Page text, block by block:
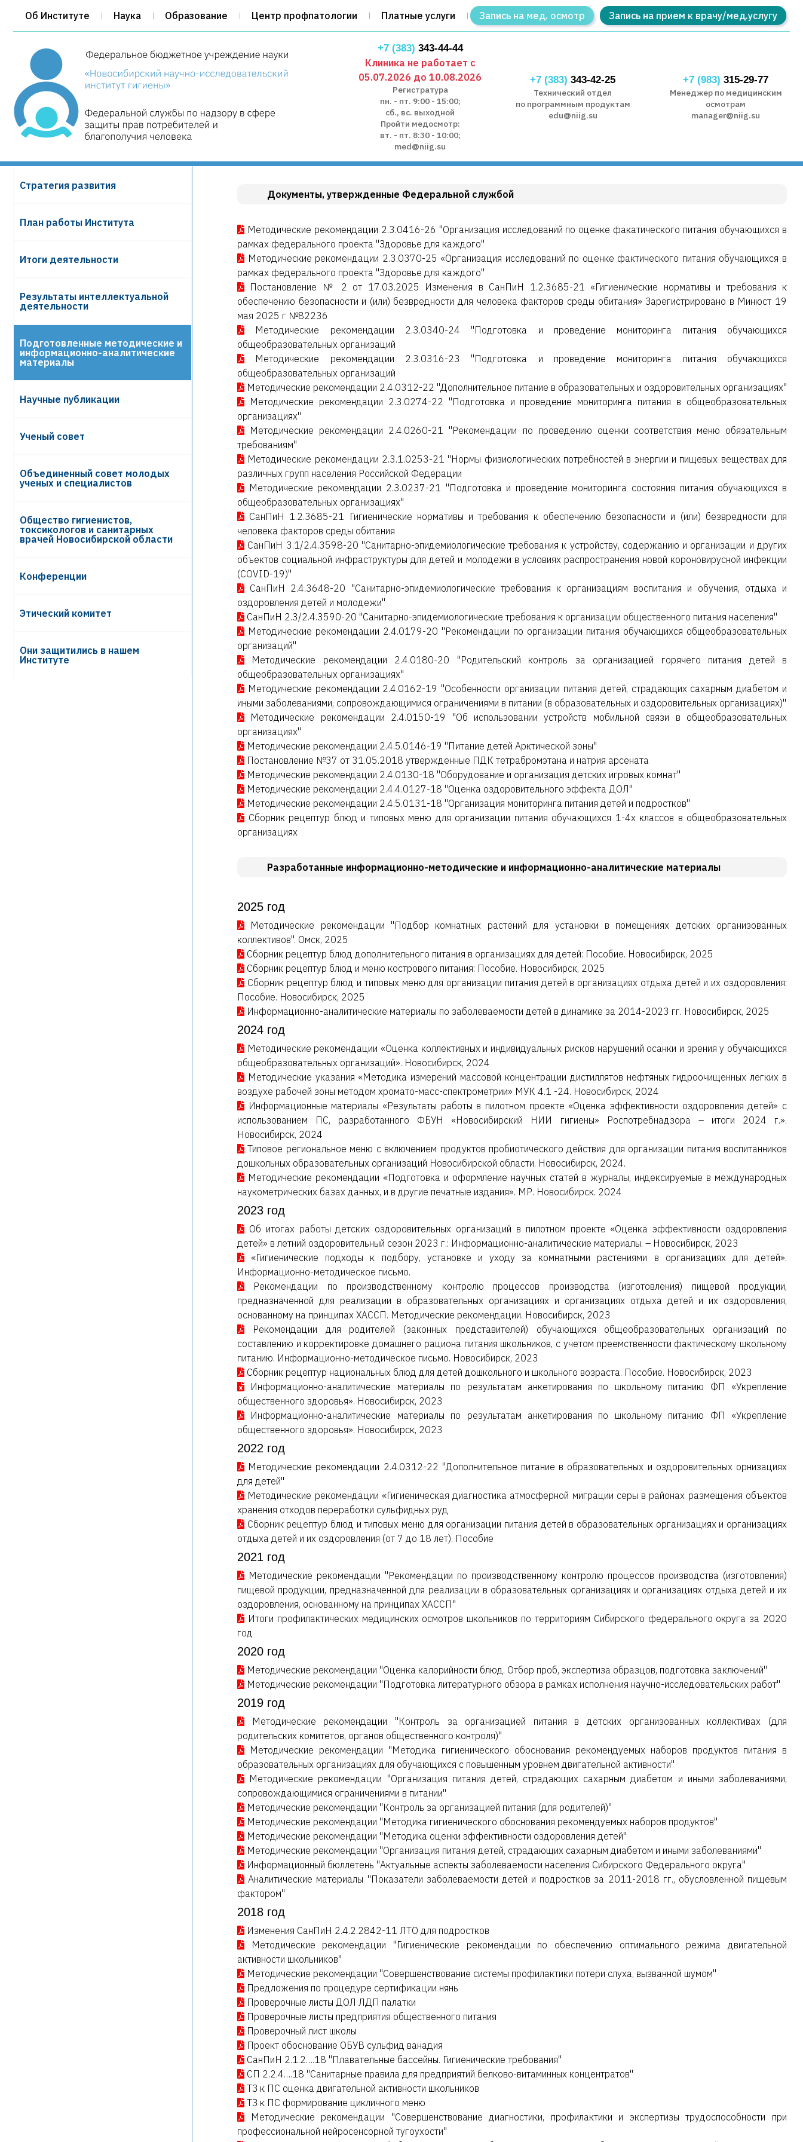
Об Институте Наука Образование Центр профпатологии Платные услуги Запись на мед. осмотр Запись на прием к врачу/мед.услугу
+7 (383) 343-44-44
Клиника не работает с
05.07.2026 до 10.08.2026
Регистратура
пн. - пт. 9:00 - 15:00;
сб., вс. выходной
Пройти медосмотр:
вт. - пт. 8:30 - 10:00;
med@niig.su
+7 (383) 343-42-25
Технический отдел
по программным продуктам
edu@niig.su
+7 (983) 315-29-77
Менеджер по медицинским
осмотрам
manager@niig.su
Cтратегия развития
План работы Института
Итоги деятельности
Результаты интеллектуальной
деятельности
Подготовленные методические и
информационно-аналитические
материалы
Научные публикации
Ученый совет
Объединенный совет молодых
ученых и специалистов
Общество гигиенистов,
токсикологов и санитарных
врачей Новосибирской области
Конференции
Этический комитет
Они защитились в нашем
Институте
Документы, утвержденные Федеральной службой
Методические рекомендации 2.3.0416-26 "Организация исследований по оценке факатического питания обучающихся в
рамках федерального проекта "Здоровье для каждого"
Методические рекомендации 2.3.0370-25 «Организация исследований по оценке фактического питания обучающихся в
рамках федерального проекта "Здоровье для каждого"
Постановление № 2 от 17.03.2025 Изменения в СанПиН 1.2.3685-21 «Гигиенические нормативы и требования к
обеспечению безопасности и (или) безвредности для человека факторов среды обитания» Зарегистрировано в Минюст 19
мая 2025 г №82236
Методические рекомендации 2.3.0340-24 "Подготовка и проведение мониторинга питания обучающихся
общеобразовательных организаций
Методические рекомендации 2.3.0316-23 "Подготовка и проведение мониторинга питания обучающихся
общеобразовательных организаций
Методические рекомендации 2.4.0312-22 "Дополнительное питание в образовательных и оздоровительных организациях"
Методические рекомендации 2.3.0274-22 "Подготовка и проведение мониторинга питания в общеобразовательных
организациях"
Методические рекомендации 2.4.0260-21 "Рекомендации по проведению оценки соответствия меню обязательным
требованиям"
Методические рекомендации 2.3.1.0253-21 "Нормы физиологических потребностей в энергии и пищевых веществах для
различных групп населения Российской Федерации
Методические рекомендации 2.3.0237-21 "Подготовка и проведение мониторинга состояния питания обучающихся в
общеобразовательных организациях"
СанПиН 1.2.3685-21 Гигиенические нормативы и требования к обеспечению безопасности и (или) безвредности для
человека факторов среды обитания
СанПиН 3.1/2.4.3598-20 "Санитарно-эпидемиологические требования к устройству, содержанию и организации и других
объектов социальной инфраструктуры для детей и молодежи в условиях распространения новой короновирусной инфекции
(COVID-19)"
СанПиН 2.4.3648-20 "Санитарно-эпидемиологические требования к организациям воспитания и обучения, отдыха и
оздоровления детей и молодежи"
СанПиН 2.3/2.4.3590-20 "Санитарно-эпидемиологические требования к организации общественного питания населения"
Методические рекомендации 2.4.0179-20 "Рекомендации по организации питания обучающихся общеобразовательных
организаций"
Методические рекомендации 2.4.0180-20 "Родительский контроль за организацией горячего питания детей в
общеобразовательных организациях"
Методические рекомендации 2.4.0162-19 "Особенности организации питания детей, страдающих сахарным диабетом и
иными заболеваниями, сопровождающимися ограничениями в питании (в образовательных и оздоровительных организациях)"
Методические рекомендации 2.4.0150-19 "Об использовании устройств мобильной связи в общеобразовательных
организациях"
Методические рекомендации 2.4.5.0146-19 "Питание детей Арктической зоны"
Постановление №37 от 31.05.2018 утвержденные ПДК тетрабромэтана и натрия арсената
Методические рекомендации 2.4.0130-18 "Оборудование и организация детских игровых комнат"
Методические рекомендации 2.4.4.0127-18 "Оценка оздоровительного эффекта ДОЛ"
Методические рекомендации 2.4.5.0131-18 "Организация мониторинга питания детей и подростков"
Сборник рецептур блюд и типовых меню для организации питания обучающихся 1-4х классов в общеобразовательных
организациях
Разработанные информационно-методические и информационно-аналитические материалы
2025 год
Методические рекомендации "Подбор комнатных растений для установки в помещениях детских организованных
коллективов". Омск, 2025
Сборник рецептур блюд дополнительного питания в организациях для детей: Пособие. Новосибирск, 2025
Сборник рецептур блюд и меню кострового питания: Пособие. Новосибирск, 2025
Сборник рецептур блюд и типовых меню для организации питания детей в организациях отдыха детей и их оздоровления:
Пособие. Новосибирск, 2025
Информационно-аналитические материалы по заболеваемости детей в динамике за 2014-2023 гг. Новосибирск, 2025
2024 год
Методические рекомендации «Оценка коллективных и индивидуальных рисков нарушений осанки и зрения у обучающихся
общеобразовательных организаций». Новосибирск, 2024
Методические указания «Методика измерений массовой концентрации дистиллятов нефтяных гидроочищенных легких в
воздухе рабочей зоны методом хромато-масс-спектрометрии» МУК 4.1 -24. Новосибирск, 2024
Информационные материалы «Результаты работы в пилотном проекте «Оценка эффективности оздоровления детей» с
использованием ПС, разработанного ФБУН «Новосибирский НИИ гигиены» Роспотребнадзора – итоги 2024 г.».
Новосибирск, 2024
Типовое региональное меню с включением продуктов пробиотического действия для организации питания воспитанников
дошкольных образовательных организаций Новосибирской области. Новосибирск, 2024.
Методические рекомендации «Подготовка и оформление научных статей в журналы, индексируемые в международных
наукометрических базах данных, и в другие печатные издания». МР. Новосибирск. 2024
2023 год
Об итогах работы детских оздоровительных организаций в пилотном проекте «Оценка эффективности оздоровления
детей» в летний оздоровительный сезон 2023 г.: Информационно-аналитические материалы. – Новосибирск, 2023
«Гигиенические подходы к подбору, установке и уходу за комнатными растениями в организациях для детей».
Информационно-методическое письмо.
Рекомендации по производственному контролю процессов производства (изготовления) пищевой продукции,
предназначенной для реализации в образовательных организациях и организациях отдыха детей и их оздоровления,
основанному на принципах ХАССП. Методические рекомендации. Новосибирск, 2023
Рекомендации для родителей (законных представителей) обучающихся общеобразовательных организаций по
составлению и корректировке домашнего рациона питания школьников, с учетом преемственности фактическому школьному
питанию. Информационно-методическое письмо. Новосибирск, 2023
Сборник рецептур национальных блюд для детей дошкольного и школьного возраста. Пособие. Новосибирск, 2023
Информационно-аналитические материалы по результатам анкетирования по школьному питанию ФП «Укрепление
общественного здоровья». Новосибирск, 2023
Информационно-аналитические материалы по результатам анкетирования по школьному питанию ФП «Укрепление
общественного здоровья». Новосибирск, 2023
2022 год
Методические рекомендации 2.4.0312-22 "Дополнительное питание в образовательных и оздоровительных орнизациях
для детей"
Методические рекомендации «Гигиеническая диагностика атмосферной миграции серы в районах размещения объектов
хранения отходов переработки сульфидных руд
Сборник рецептур блюд и типовых меню для организации питания детей в образовательных организациях и организациях
отдыха детей и их оздоровления (от 7 до 18 лет). Пособие
2021 год
Методические рекомендации "Рекомендации по производственному контролю процессов производства (изготовления)
пищевой продукции, предназначенной для реализации в образовательных организациях и организациях отдыха детей и их
оздоровления, основанному на принципах ХАССП"
Итоги профилактических медицинских осмотров школьников по территориям Сибирского федерального округа за 2020
год
2020 год
Методические рекомендации "Оценка калорийности блюд. Отбор проб, экспертиза образцов, подготовка заключений"
Методические рекомендации "Подготовка литературного обзора в рамках исполнения научно-исследовательских работ"
2019 год
Методические рекомендации "Контроль за организацией питания в детских организованных коллективах (для
родительских комитетов, органов общественного контроля)"
Методические рекомендации "Методика гигиенического обоснования рекомендуемых наборов продуктов питания в
образовательных организациях для обучающихся с повышенным уровнем двигательной активности"
Методические рекомендации "Организация питания детей, страдающих сахарным диабетом и иными заболеваниями,
сопровождающимися ограничениями в питании"
Методические рекомендации "Контроль за организацией питания (для родителей)"
Методические рекомендации "Методика гигиенического обоснования рекомендуемых наборов продуктов"
Методические рекомендации "Методика оценки эффективности оздоровления детей"
Методические рекомендации "Организация питания детей, страдающих сахарным диабетом и иными заболеваниями"
Информационный бюллетень "Актуальные аспекты заболеваемости населения Сибирского Федерального округа"
Аналитические материалы "Показатели заболеваемости детей и подростков за 2011-2018 гг., обусловленной пищевым
фактором"
2018 год
Изменения СанПиН 2.4.2.2842-11 ЛТО для подростков
Методические рекомендации "Гигиенические рекомендации по обеспечению оптимального режима двигательной
активности школьников"
Методические рекомендации "Совершенствование системы профилактики потери слуха, вызванной шумом"
Предложения по процедуре сертификации нянь
Проверочные листы ДОЛ ЛДП палатки
Проверочные листы предприятия общественного питания
Проверочный лист школы
Проект обоснование ОБУВ сульфид ванадия
СанПиН 2.1.2….18 "Плавательные бассейны. Гигиенические требования"
СП 2.2.4….18 "Санитарные правила для предприятий белково-витаминных концентратов"
ТЗ к ПС оценка двигательной активности школьников
ТЗ к ПС формирование цикличного меню
Методические рекомендации "Совершенствование диагностики, профилактики и экспертизы трудоспособности при
профессиональной нейросенсорной тугоухости"